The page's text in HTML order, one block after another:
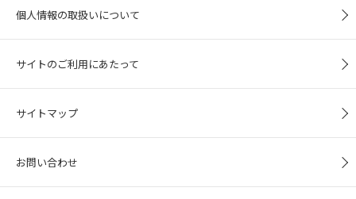
個人情報の取扱いについて
サイトのご利用にあたって
サイトマップ
お問い合わせ